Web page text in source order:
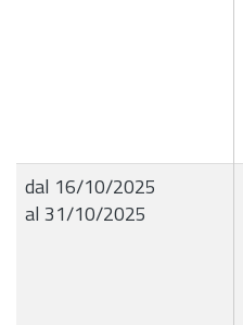
dal 16/10/2025
al 31/10/2025